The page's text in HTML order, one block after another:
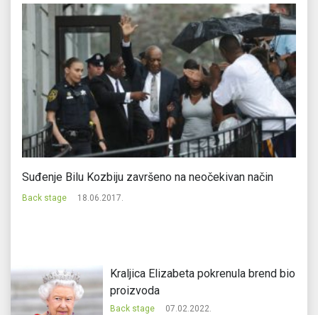
Suđenje Bilu Kozbiju završeno na neočekivan način
Back stage 18.06.2017.
Kraljica Elizabeta pokrenula brend bio
proizvoda
Back stage 07.02.2022.